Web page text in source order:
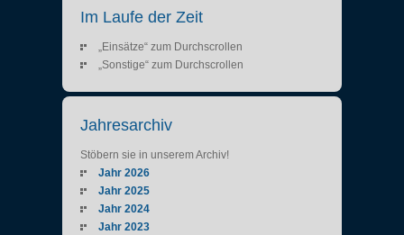
Im Laufe der Zeit
„Einsätze“ zum Durchscrollen
„Sonstige“ zum Durchscrollen
Jahresarchiv
Stöbern sie in unserem Archiv!
Jahr 2026
Jahr 2025
Jahr 2024
Jahr 2023